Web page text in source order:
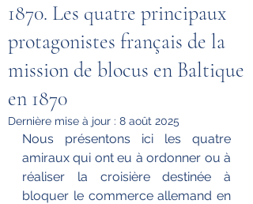
1870. Les quatre principaux
protagonistes français de la
mission de blocus en Baltique
en 1870
Dernière mise à jour : 8 août 2025
Nous présentons ici les quatre
amiraux qui ont eu à ordonner ou à
réaliser la croisière destinée à
bloquer le commerce allemand en